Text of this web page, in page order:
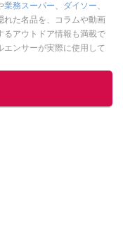
業務スーパー、 ダイソー、
れた名品を、コラムや動画
るアウトドア情報も満載で
ンサーが実際に使用して